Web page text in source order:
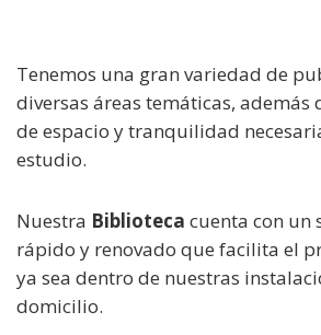
Tenemos una gran variedad de
diversas áreas temáticas, además
de espacio y tranquilidad
estudio.
Nuestra Biblioteca cuenta con un
rápido y renovado que facilita el
ya sea dentro de nuestras
domicilio.